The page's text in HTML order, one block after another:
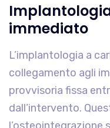
immediato
L’implantologia a
collegamento agli
provvisoria fissa
dall’intervento.